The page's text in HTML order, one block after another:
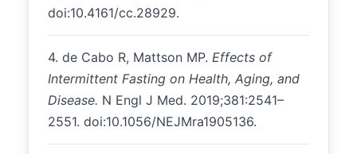
doi:10.4161/cc.28929.
4. de Cabo R, Mattson MP. Effects of
Intermittent Fasting on Health, Aging, and
Disease. N Engl J Med. 2019;381:2541–
2551. doi:10.1056/NEJMra1905136.